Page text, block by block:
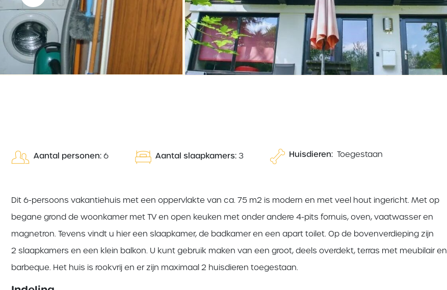
Aantal personen:6 Aantal slaapkamers:3 Huisdieren: Toegestaan
Dit 6-persoons vakantiehuis met een oppervlakte van ca. 75 m2 is modern en met veel hout ingericht. Met op
begane grond de woonkamer met TV en open keuken met onder andere 4-pits fornuis, oven, vaatwasser en
magnetron. Tevens vindt u hier een slaapkamer, de badkamer en een apart toilet. Op de bovenverdieping zijn
2 slaapkamers en een klein balkon. U kunt gebruik maken van een groot, deels overdekt, terras met meubilair en
barbeque. Het huis is rookvrij en er zijn maximaal 2 huisdieren toegestaan.